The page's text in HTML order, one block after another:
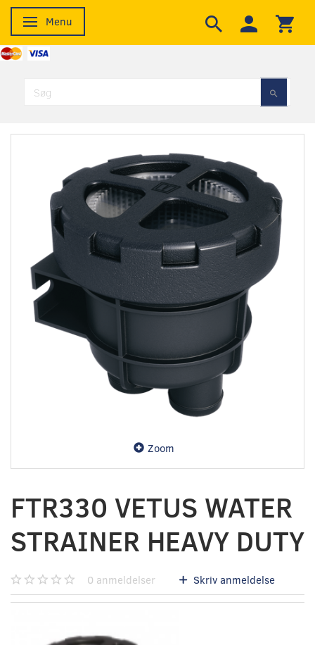
Skifte navigation
Menu
Zoom
FTR330 VETUS WATER
STRAINER HEAVY DUTY
0 anmeldelser Skriv anmeldelse